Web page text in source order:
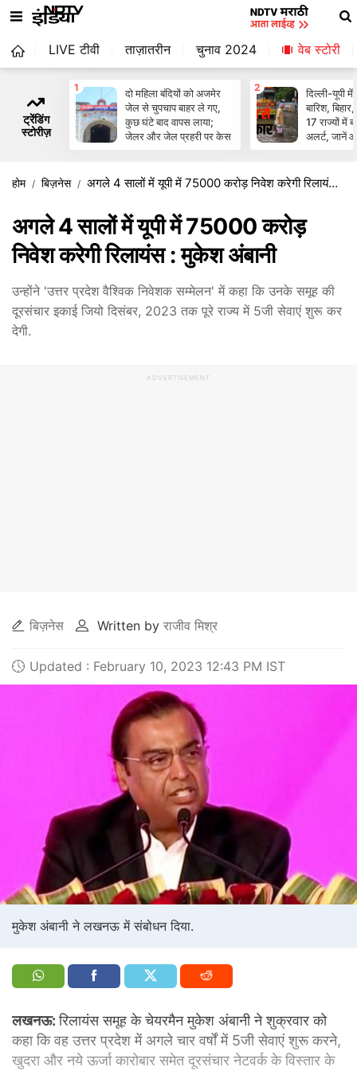
LIVE टीवी ताज़ातरीन चुनाव 2024 वेब स्‍टोरी
ट्रेंडिंग
स्टोरीज़
1
दो मह‍िला बंद‍ियों को अजमेर
जेल से चुपचाप बाहर ले गए,
कुछ घंटे बाद वापस लाया;
जेलर और जेल प्रहरी पर केस
2
दिल्ली-यूपी में
बारिश,
17 राज्यों में
अलर्ट, जानें
होम बिज़नेस अगले 4 सालों में यूपी में 75000 करोड़ निवेश करेगी रिलायंस : मुकेश अंबानी
अगले 4 सालों में यूपी में 75000 करोड़
निवेश करेगी रिलायंस : मुकेश अंबानी
उन्होंने 'उत्तर प्रदेश वैश्विक निवेशक सम्मेलन' में कहा कि उनके समूह की
दूरसंचार इकाई जियो दिसंबर, 2023 तक पूरे राज्य में 5जी सेवाएं शुरू कर
देगी.
ADVERTISEMENT
बिज़नेस Written by राजीव मिश्र
Updated : February 10, 2023 12:43 PM IST
मुकेश अंबानी ने लखनऊ में संबोधन दिया.
लखनऊ:रिलायंस समूह के चेयरमैन मुकेश अंबानी ने शुक्रवार को
कहा कि वह उत्तर प्रदेश में अगले चार वर्षों में 5जी सेवाएं शुरू करने,
खुदरा और नये ऊर्जा कारोबार समेत दूरसंचार नेटवर्क के विस्तार के